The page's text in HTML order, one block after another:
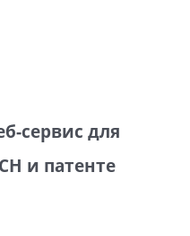
сервис для
и патенте